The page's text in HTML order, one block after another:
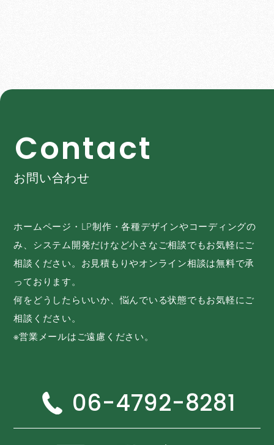
Contact
お問い合わせ
ホームページ・LP制作・各種デザインやコーディングの
み、システム開発だけなど小さなご相談でもお気軽にご
相談ください。お見積もりやオンライン相談は無料で承
っております。
何をどうしたらいいか、悩んでいる状態でもお気軽にご
相談ください。
※営業メールはご遠慮ください。
06-4792-8281